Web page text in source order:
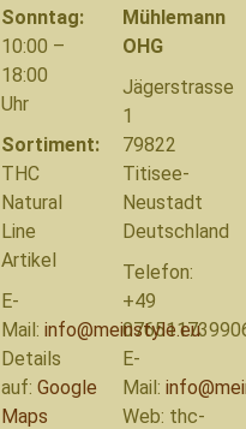
Mühlemann
OHG
Jägerstrasse
1
79822
Titisee-
Neustadt
Deutschland
Telefon:
+49
E-
Mail:
Web: thc-
Sonntag:
10:00 –
18:00
Uhr
Sortiment:
THC
Natural
Line
Artikel
E-
Mail: info@meinstyle.eu
Details
auf:Google
Maps